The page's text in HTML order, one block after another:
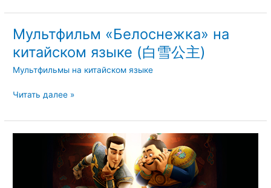
Мультфильм «Белоснежка» на
китайском языке (白雪公主)
Мультфильмы на китайском языке
Мультфильм
«Белоснежка»
на
китайском
(白
公
Читать далее »